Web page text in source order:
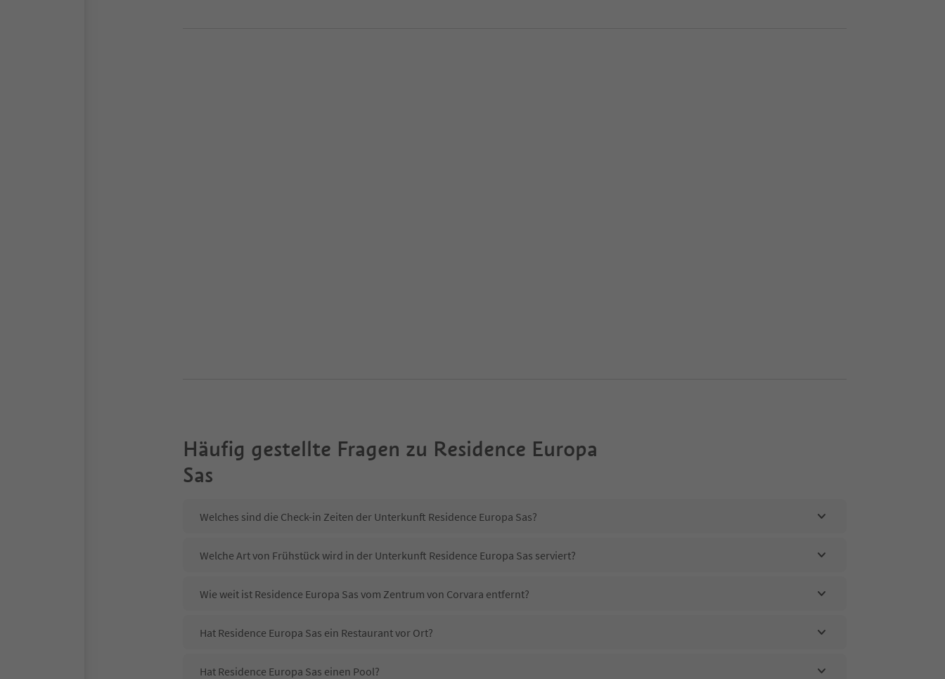
Häufig gestellte Fragen zu Residence Europa
Sas
Welches sind die Check-in Zeiten der Unterkunft Residence Europa Sas?
Welche Art von Frühstück wird in der Unterkunft Residence Europa Sas serviert?
Wie weit ist Residence Europa Sas vom Zentrum von Corvara entfernt?
Hat Residence Europa Sas ein Restaurant vor Ort?
Hat Residence Europa Sas einen Pool?